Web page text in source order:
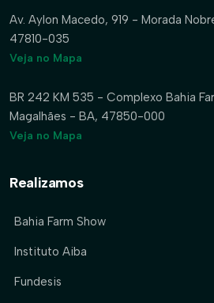
Av. Aylon Macedo, 919 - Morada
47810-035
Veja no Mapa
BR 242 KM 535 - Complexo Bahia
Magalhães - BA, 47850-000
Veja no Mapa
Realizamos
Bahia Farm Show
Instituto Aiba
Fundesis